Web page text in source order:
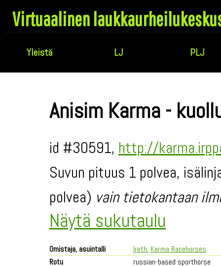
Virtuaalinen
Yleistä LJ PLJ
Anisim Karma -
id #30591, http://
Suvun pituus 1 polvea,
polvea) vain tietokantaan
Näytä sukutaulu
Omistaja, asuintalli Ireth, Karma Racehorses
Rotu
russian-based sporthorse